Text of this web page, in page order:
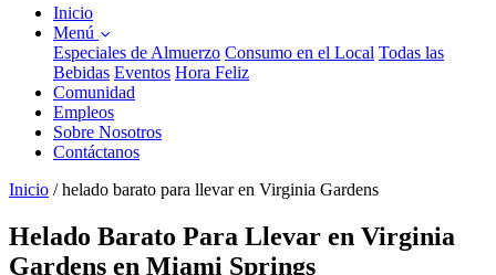
Inicio
Menú
Especiales de Almuerzo Consumo en el Local Todas las
Bebidas Eventos Hora Feliz
Comunidad
Empleos
Sobre Nosotros
Contáctanos
Inicio / helado barato para llevar en Virginia Gardens
Helado Barato Para Llevar en Virginia
Gardens en Miami Springs